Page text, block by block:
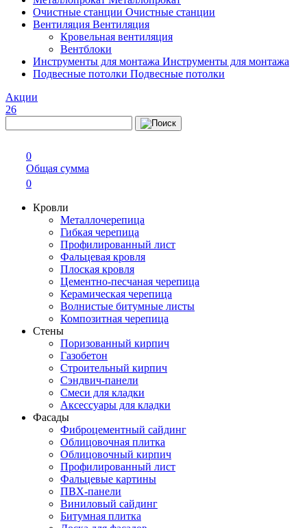
Очистные станции Очистные станции
Вентиляция Вентиляция
Кровельная вентиляция
Вентблоки
Инструменты для монтажа Инструменты для монтажа
Подвесные потолки Подвесные потолки
Акции
26
0
Общая сумма
0
Кровли
Металлочерепица
Гибкая черепица
Профилированный лист
Фальцевая кровля
Плоская кровля
Цементно-песчаная черепица
Керамическая черепица
Волнистые битумные листы
Композитная черепица
Стены
Поризованный кирпич
Газобетон
Строительный кирпич
Сэндвич-панели
Смеси для кладки
Аксессуары для кладки
Фасады
Фиброцементный сайдинг
Облицовочная плитка
Облицовочный кирпич
Профилированный лист
Фальцевые картины
ПВХ-панели
Виниловый сайдинг
Битумная плитка